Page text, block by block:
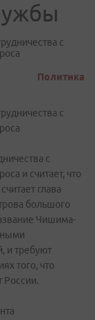
с
Политика
с
с
и считает, что
глава
большого
Чишима-
и требуют
того, что